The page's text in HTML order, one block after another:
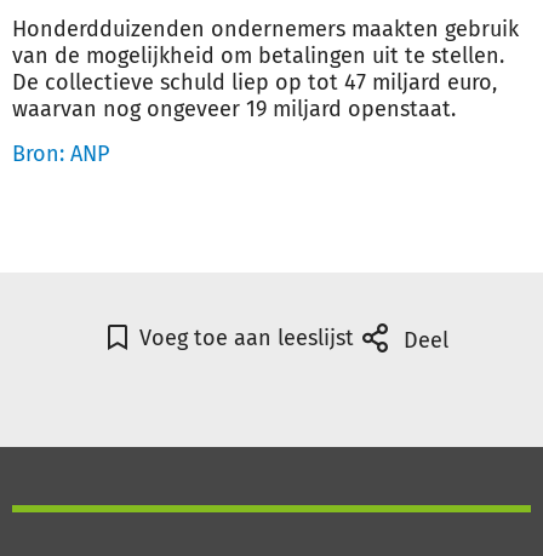
Honderdduizenden ondernemers maakten gebruik
van de mogelijkheid om betalingen uit te stellen.
De collectieve schuld liep op tot 47 miljard euro,
waarvan nog ongeveer 19 miljard openstaat.
Bron: ANP
Voeg toe aan leeslijst Deel